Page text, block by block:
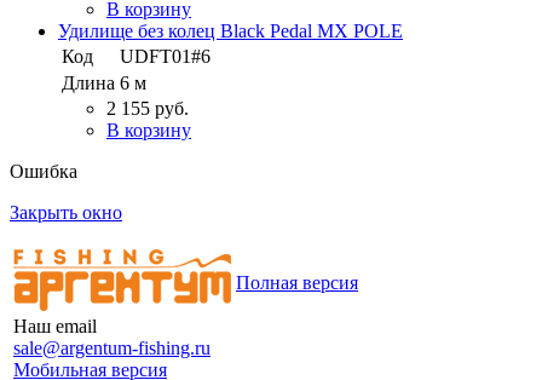
В корзину
Удилище без колец Black Pedal MX POLE
Код
UDFT01#6
Длина 6 м
2 155 руб.
В корзину
Ошибка
Закрыть окно
Наш email
sale@argentum-fishing.ru
Мобильная версия
Полная версия